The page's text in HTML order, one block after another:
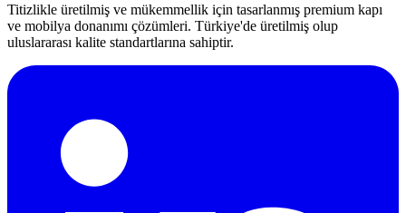
Titizlikle üretilmiş ve mükemmellik için tasarlanmış premium kapı
ve mobilya donanımı çözümleri. Türkiye'de üretilmiş olup
uluslararası kalite standartlarına sahiptir.